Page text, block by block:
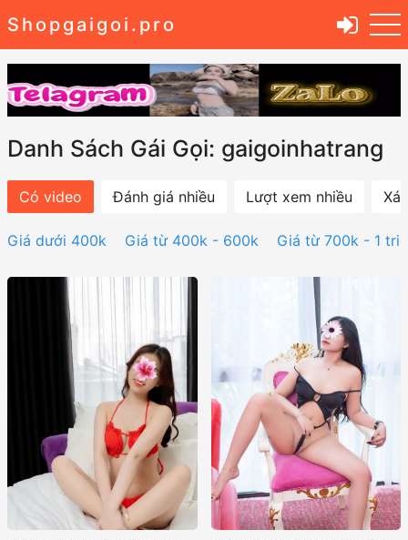
Shopgaigoi.pro
Danh Sách Gái Gọi: gaigoinhatrang
Có video Đánh giá nhiều Lượt xem nhiều
Giá dưới 400k Giá từ 400k - 600k Giá từ 700k - 1